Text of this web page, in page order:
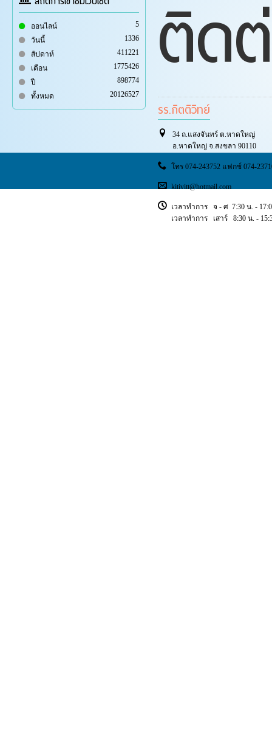
ออนไลน์
5
วันนี้
1336
สัปดาห์
411221
เดือน
1775426
ปี
898774
ทั้งหมด
20126527 ติด
รร.กิตติวิทย์
34 ถ.แสงจันทร์ ต.หาดใหญ่
อ.หาดใหญ่ จ.สงขลา 90110
โทร 074-243752 แฟกซ์ 074-
kitivitt@hotmail.com
เวลาทำการ จ - ศ 7:30 น. -
เวลาทำการ เสาร์ 8:30 น. -